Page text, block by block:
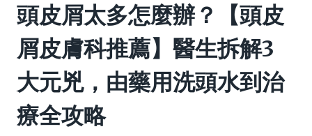
頭皮屑太多怎麼辦？【頭皮
屑皮膚科推薦】醫生拆解3
大元兇，由藥用洗頭水到治
療全攻略